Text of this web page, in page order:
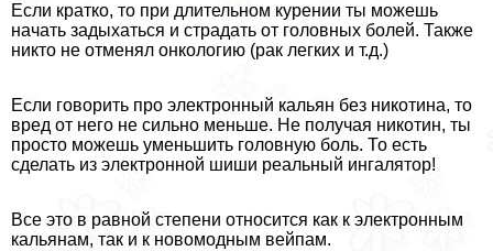
Если кратко, то при длительном курении ты можешь
начать задыхаться и страдать от головных болей. Также
никто не отменял oнкoлoгию (paк легких и т.д.)
Если говорить про электронный кальян без никотина, то
вред от него не сильно меньше. Не получая никотин, ты
просто можешь уменьшить головную боль. То есть
сделать из электронной шиши реальный ингалятор!
Все это в равной степени относится как к электронным
кальянам, так и к новомодным вейпам.